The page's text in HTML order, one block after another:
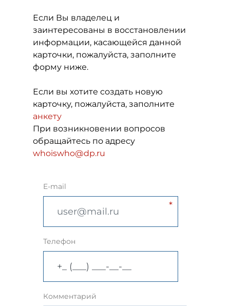
Если Вы владелец и
заинтересованы в восстановлении
информации, касающейся данной
карточки, пожалуйста, заполните
форму ниже.
Если вы хотите создать новую
карточку, пожалуйста, заполните
анкету
При возникновении вопросов
обращайтесь по адресу
whoiswho@dp.ru
E-mail
Телефон
Комментарий